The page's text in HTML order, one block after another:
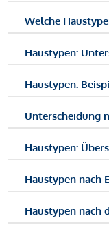
Welche
Haustypen:
Haustypen:
Unterscheidung
Haustypen:
Haustypen nach
Haustypen nach